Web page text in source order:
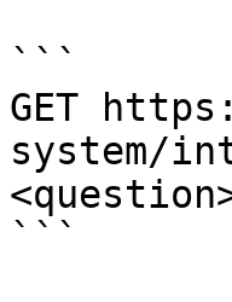
```
GET
system/
```